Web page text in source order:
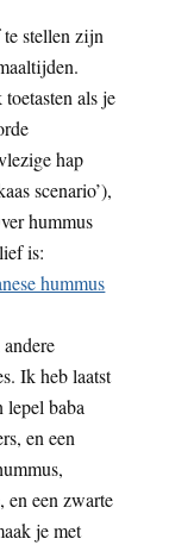
stellen zijn
als je
hap
scenario’),
hummus
is:
hummus
Ik heb laatst
baba
en een
en een zwarte
je met